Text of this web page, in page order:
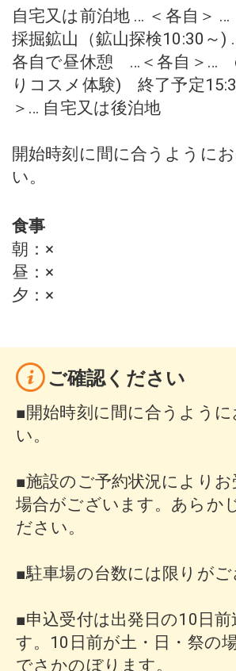
自宅又は前泊地 … ＜各自＞
採掘鉱山（鉱山探検10:30～
各自で昼休憩 …＜各自＞…
りコスメ体験) 終了予定
＞… 自宅又は後泊地
開始時刻に間に合うように
い。
食事
朝 ： ×
昼 ： ×
夕 ： ×
ご確認ください
■開始時刻に間に合うよう
い。
■施設のご予約状況により
場合がございます。あらか
ださい。
■駐車場の台数には限りがご
■申込受付は出発日の10日前
す。10日前が土・日・祭の
でさかのぼります。